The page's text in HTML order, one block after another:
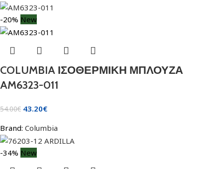
-20% New
COLUMBIA ΙΣΟΘΕΡΜΙΚΗ ΜΠΛΟΥΖΑ
AM6323-011
54.00€ 43.20€
Brand: Columbia
-34% New